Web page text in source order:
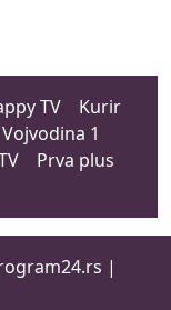
TV
Kurir
Vojvodina 1
Prva plus
|